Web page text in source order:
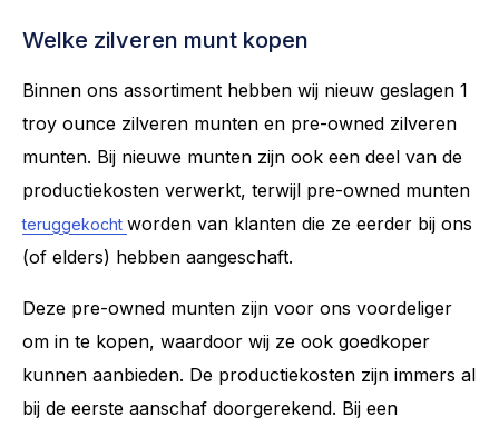
Welke zilveren munt kopen
Binnen ons assortiment hebben wij nieuw geslagen 1
troy ounce zilveren munten en pre-owned zilveren
munten. Bij nieuwe munten zijn ook een deel van de
productiekosten verwerkt, terwijl pre-owned munten
teruggekocht worden van klanten die ze eerder bij ons
(of elders) hebben aangeschaft.
Deze pre-owned munten zijn voor ons voordeliger
om in te kopen, waardoor wij ze ook goedkoper
kunnen aanbieden. De productiekosten zijn immers al
bij de eerste aanschaf doorgerekend. Bij een